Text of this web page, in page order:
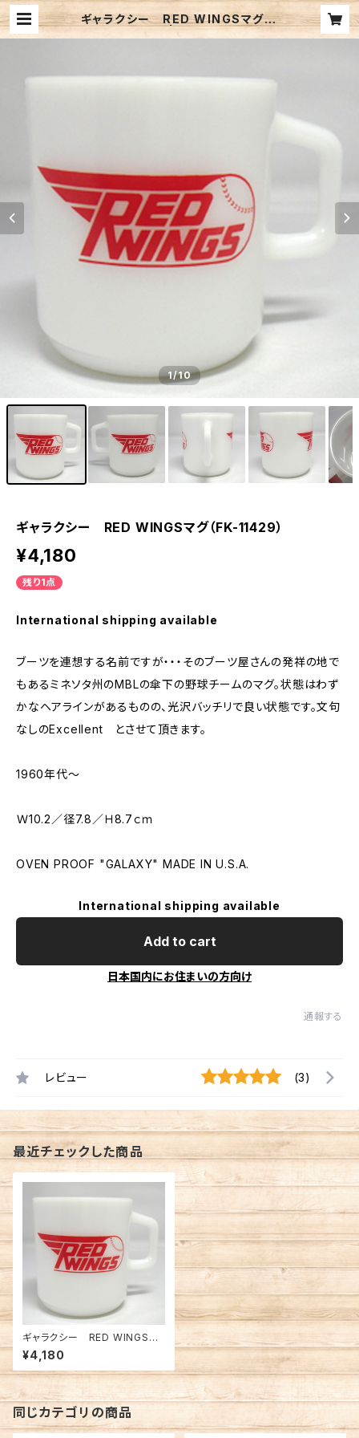
ギャラクシー RED WINGSマグ（F
K-11429） | TRI-ZEAL
1/10
ギャラクシー RED WINGSマグ（FK-11429）
¥4,180
残り1点
International shipping available
ブーツを連想する名前ですが・・・そのブーツ屋さんの発祥の地で
もあるミネソタ州のMBLの傘下の野球チームのマグ。状態はわず
かなヘアラインがあるものの、光沢バッチリで良い状態です。文句
なしのExcellent とさせて頂きます。
1960年代～
Ｗ10.2／径7.8／Ｈ8.7ｃｍ
OVEN PROOF "GALAXY" MADE IN U.S.A.
International shipping available
Add to cart
日本国内にお住まいの方向け
通報する
レビュー (3)
最近チェックした商品
ギャラクシー RED WINGSマ
グ（FK-11429）
¥4,180
同じカテゴリの商品